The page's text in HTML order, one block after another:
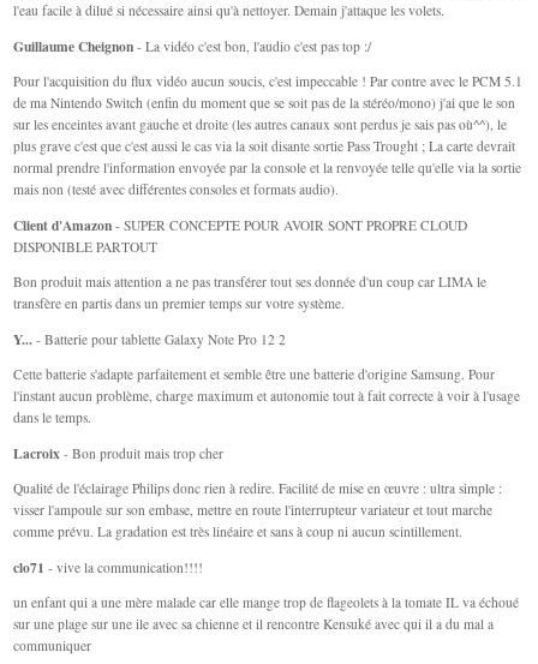
l'eau facile à dilué si nécessaire ainsi qu'à nettoyer. Demain j'attaque les volets.
Guillaume Cheignon - La vidéo c'est bon, l'audio c'est pas top :/
Pour l'acquisition du flux vidéo aucun soucis, c'est impeccable ! Par contre avec le PCM 5.1
de ma Nintendo Switch (enfin du moment que se soit pas de la stéréo/mono) j'ai que le son
sur les enceintes avant gauche et droite (les autres canaux sont perdus je sais pas où^^), le
plus grave c'est que c'est aussi le cas via la soit disante sortie Pass Trought ; La carte devrait
normal prendre l'information envoyée par la console et la renvoyée telle qu'elle via la sortie
mais non (testé avec différentes consoles et formats audio).
Client d'Amazon - SUPER CONCEPTE POUR AVOIR SONT PROPRE CLOUD
DISPONIBLE PARTOUT
Bon produit mais attention a ne pas transférer tout ses donnée d'un coup car LIMA le
transfère en partis dans un premier temps sur votre système.
Y... - Batterie pour tablette Galaxy Note Pro 12 2
Cette batterie s'adapte parfaitement et semble être une batterie d'origine Samsung. Pour
l'instant aucun problème, charge maximum et autonomie tout à fait correcte à voir à l'usage
dans le temps.
Lacroix - Bon produit mais trop cher
Qualité de l'éclairage Philips donc rien à redire. Facilité de mise en œuvre : ultra simple :
visser l'ampoule sur son embase, mettre en route l'interrupteur variateur et tout marche
comme prévu. La gradation est très linéaire et sans à coup ni aucun scintillement.
clo71 - vive la communication!!!!
un enfant qui a une mère malade car elle mange trop de flageolets à la tomate IL va échoué
sur une plage sur une ile avec sa chienne et il rencontre Kensuké avec qui il a du mal a
communiquer